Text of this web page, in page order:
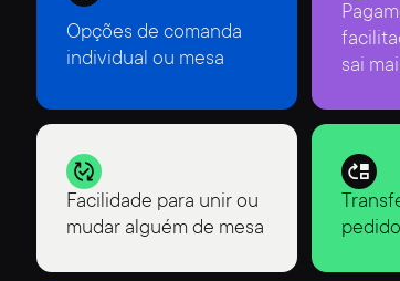
Opções de comanda
individual ou mesa
sai
Facilidade para unir ou
mudar alguém de mesa